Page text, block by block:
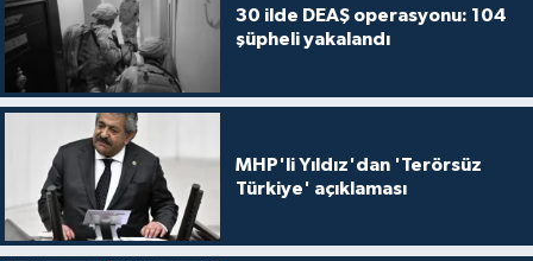
30 ilde DEAŞ operasyonu: 104
şüpheli yakalandı
MHP'li Yıldız'dan 'Terörsüz
Türkiye' açıklaması